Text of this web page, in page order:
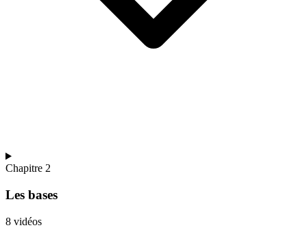
Chapitre 2
Les bases
8 vidéos